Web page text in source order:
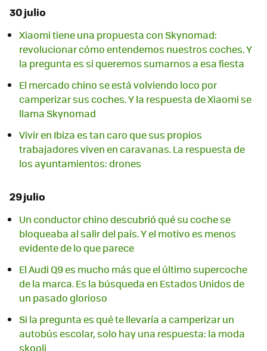
30 julio
Xiaomi tiene una propuesta con Skynomad:
revolucionar cómo entendemos nuestros coches. Y
la pregunta es si queremos sumarnos a esa fiesta
El mercado chino se está volviendo loco por
camperizar sus coches. Y la respuesta de Xiaomi se
llama Skynomad
Vivir en Ibiza es tan caro que sus propios
trabajadores viven en caravanas. La respuesta de
los ayuntamientos: drones
29 julio
Un conductor chino descubrió qué su coche se
bloqueaba al salir del país. Y el motivo es menos
evidente de lo que parece
El Audi Q9 es mucho más que el último supercoche
de la marca. Es la búsqueda en Estados Unidos de
un pasado glorioso
Si la pregunta es qué te llevaría a camperizar un
autobús escolar, solo hay una respuesta: la moda
skooli